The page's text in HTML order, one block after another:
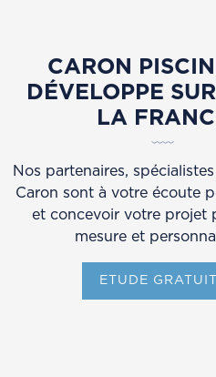
CARON
DÉVELOPPE
LA
Nos partenaires,
Caron sont à votre écoute
et concevoir votre projet
mesure et
ETUDE